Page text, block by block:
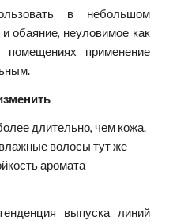
в небольшом
обаяние, неуловимое как
применение
длительно, чем кожа.
волосы тут же
аромата
выпуска линий